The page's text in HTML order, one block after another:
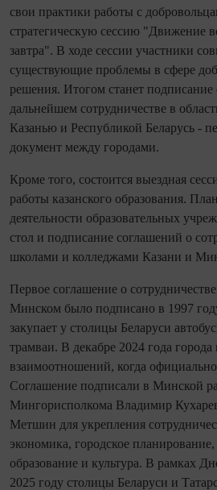
свои практики работы с
стратегическую сессию "Движение
завтра". В ходе сессии участники
существующие проблемы в сфере
решения. Итогом станет подписание
дальнейшем сотрудничестве в
Казанью и Республикой Беларусь -
документ между городами.
Кроме того, состоится выездная
работы казанского образования.
деятельности образовательных
стол и подписание соглашений о
школами и колледжами Казани и
Первое соглашение о
Минском было подписано в 1997
закупает у столицы Беларуси
трамваи. В декабре 2024 года
взаимоотношений, когда
Соглашение подписали в Минской
Мингорисполкома Владимир
Метшин для укрепления
экономика, городское
образование и культура. В рамках
2025 году столицы Беларуси и